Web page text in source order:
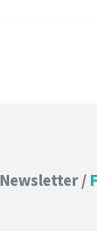
Newsletter /